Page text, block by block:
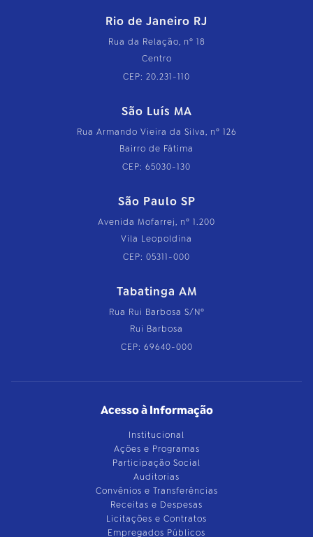
Rio de Janeiro RJ
Rua da Relação, nº 18
Centro
CEP: 20.231-110
São Luís MA
Rua Armando Vieira da Silva, nº 126
Bairro de Fátima
CEP: 65030-130
São Paulo SP
Avenida Mofarrej, nº 1.200
Vila Leopoldina
CEP: 05311-000
Tabatinga AM
Rua Rui Barbosa S/Nº
Rui Barbosa
CEP: 69640-000
Acesso à Informação
Institucional
Ações e Programas
Participação Social
Auditorias
Convênios e Transferências
Receitas e Despesas
Licitações e Contratos
Empregados Públicos